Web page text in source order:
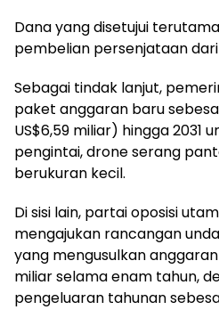
Dana yang disetujui
pembelian persenjataan dari
Sebagai tindak lanjut,
paket anggaran baru
US$6,59 miliar) hingga 2031
pengintai, drone serang
berukuran kecil.
Di sisi lain, partai oposisi
mengajukan rancangan
yang mengusulkan
miliar selama enam tahun,
pengeluaran tahunan